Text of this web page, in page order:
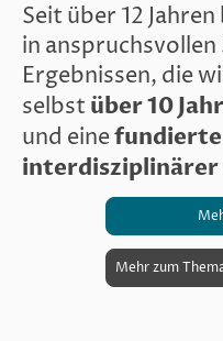
Seit über 12
in
Ergebnissen, die
selbstüber10
und einefundierte
interdisziplinärer
Mehr zum
Mehr